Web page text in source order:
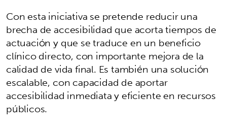
Con esta iniciativa se pretende reducir una
brecha de accesibilidad que acorta tiempos de
actuación y que se traduce en un beneficio
clínico directo, con importante mejora de la
calidad de vida final. Es también una solución
escalable, con capacidad de aportar
accesibilidad inmediata y eficiente en recursos
públicos.